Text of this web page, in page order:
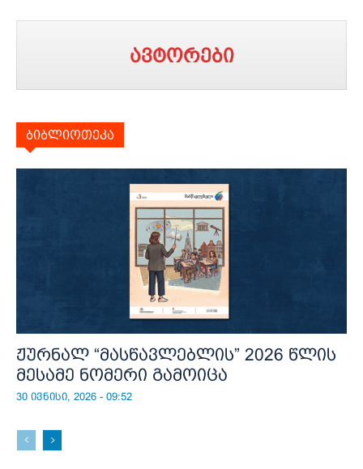
ავტორები
ბიბლიოთეკა
ჟურნალ “მასწავლებლის” 2026 წლის
მესამე ნომერი გამოიცა
30 ივნისი, 2026 - 09:52